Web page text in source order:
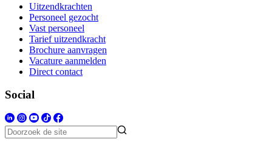
Uitzendkrachten
Personeel gezocht
Vast personeel
Tarief uitzendkracht
Brochure aanvragen
Vacature aanmelden
Direct contact
Social